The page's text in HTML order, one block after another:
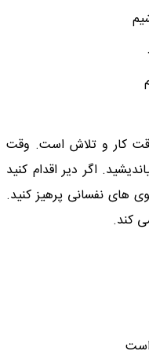
کار و تلاش است. وقت
اگر دیر اقدام کنید
های نفسانی پرهیز کنید.
کند.